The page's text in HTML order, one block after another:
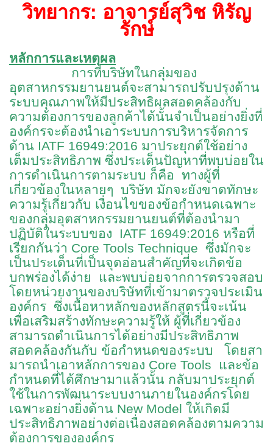
วิทยากร: อาจารย์สุวิช หิรัญ
รักษ์
หลักการและเหตุผล
การที่บริษัทในกลุ่มของ
อุตสาหกรรมยานยนต์จะสามารถปรับปรุงด้าน
ระบบคุณภาพให้มีประสิทธิผลสอดคล้องกับ
ความต้องการของลูกค้าได้นั้นจําเป็นอย่างยิ่งที่
องค์กรจะต้องนําเอาระบบการบริหารจัดการ
ด้าน IATF 16949:2016 มาประยุกต์ใช้อย่าง
เต็มประสิทธิภาพ ซึ่งประเด็นปัญหาที่พบบ่อยใน
การดำเนินการตามระบบ ก็คือ ทางผู้ที่
เกี่ยวข้องในหลายๆ บริษัท มักจะยังขาดทักษะ
ความรู้เกี่ยวกับ เงื่อนไขของข้อกําหนดเฉพาะ
ของกลุ่มอุตสาหกรรมยานยนต์ที่ต้องนํามา
ปฏิบัติในระบบของ IATF 16949:2016 หรือที่
เรียกกันว่า Core Tools Technique ซึ่งมักจะ
เป็นประเด็นที่เป็นจุดอ่อนสําคัญที่จะเกิดข้อ
บกพร่องได้ง่าย และพบบ่อยจากการตรวจสอบ
โดยหน่วยงานของบริษัทที่เข้ามาตรวจประเมิน
องค์กร ซึ่งเนื้อหาหลักของหลักสูตรนี้จะเน้น
เพื่อเสริมสร้างทักษะความรู้ให้ ผู้ที่เกี่ยวข้อง
สามารถดำเนินการได้อย่างมีประสิทธิภาพ
สอดคล้องกันกับ ข้อกำหนดของระบบ โดยสา
มารถนําเอาหลักการของ Core Tools และข้อ
กําหนดที่ได้ศึกษามาแล้วนั้น กลับมาประยุกต์
ใช้ในการพัฒนาระบบงานภายในองค์กรโดย
เฉพาะอย่างยิ่งด้าน New Model ให้เกิดมี
ประสิทธิภาพอย่างต่อเนื่องสอดคล้องตามความ
ต้องการขององค์กร